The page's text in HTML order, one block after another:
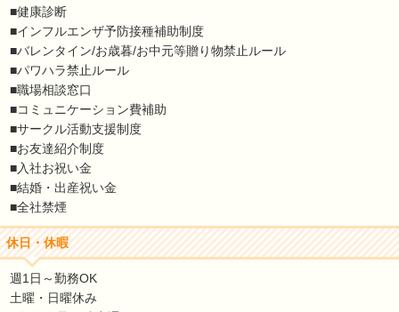
■健康診断
■インフルエンザ予防接種補助制度
■バレンタイン/お歳暮/お中元等贈り物禁止ルール
■パワハラ禁止ルール
■職場相談窓口
■コミュニケーション費補助
■サークル活動支援制度
■お友達紹介制度
■入社お祝い金
■結婚・出産祝い金
■全社禁煙
休日・休暇
週1日～勤務OK
土曜・日曜休み